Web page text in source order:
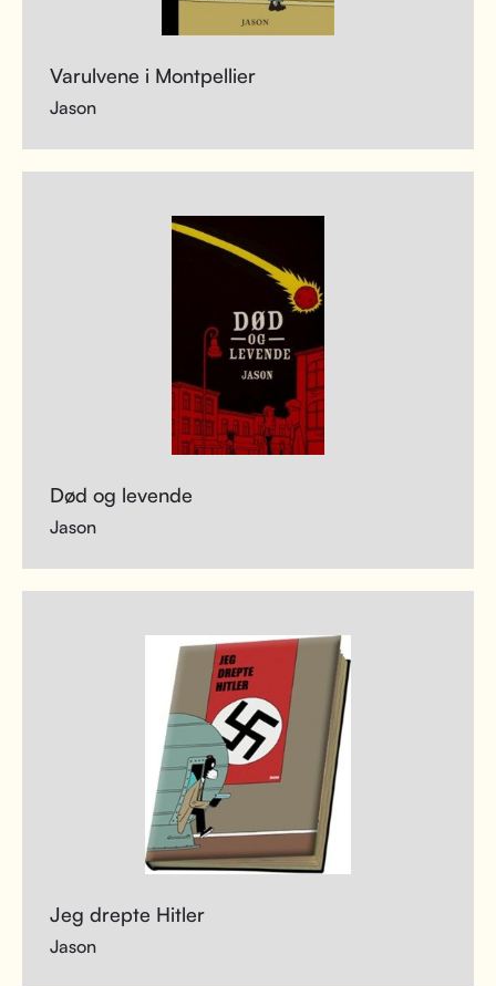
Varulvene i Montpellier
Jason
Død og levende
Jason
Jeg drepte Hitler
Jason